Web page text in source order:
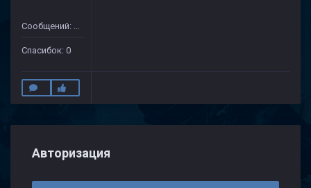
Сообщений: 12
Спасибок: 0
Авторизация